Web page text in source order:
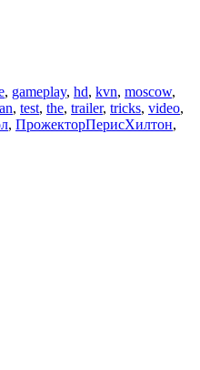
, gameplay, hd, kvn, moscow,
, test, the, trailer, tricks, video,
, ПрожекторПерисХилтон,